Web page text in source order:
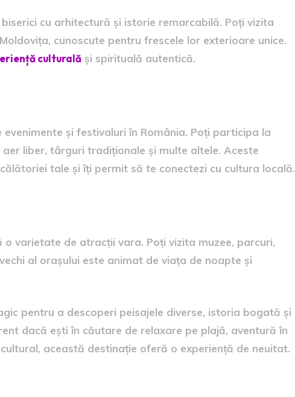
cu arhitectură și istorie remarcabilă. Poți vizita
cunoscute pentru frescele lor exterioare unice.
culturală și spirituală autentică.
și festivaluri în România. Poți participa la
liber, târguri tradiționale și multe altele. Aceste
tale și îți permit să te conectezi cu cultura locală.
o varietate de atracții vara. Poți vizita muzee, parcuri,
al orașului este animat de viața de noapte și
pentru a descoperi peisajele diverse, istoria bogată și
dacă ești în căutare de relaxare pe plajă, aventură în
această destinație oferă o experiență de neuitat.